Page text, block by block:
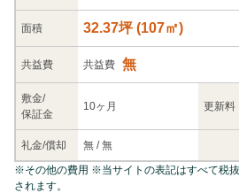
面積 32.37坪(107㎡)
共益費 共益費 無
敷金/
保証金
10ヶ月 更新料
礼金/償却 無 /無
※その他の費用 ※当サイトの表記はすべて税
されます。